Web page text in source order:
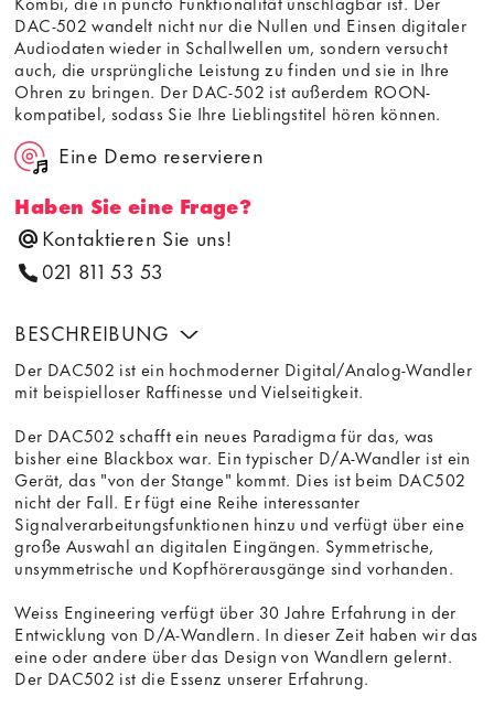
DAC-502 wandelt nicht nur die Nullen und Einsen digitaler
Audiodaten wieder in Schallwellen um, sondern versucht
auch, die ursprüngliche Leistung zu finden und sie in Ihre
Ohren zu bringen. Der DAC-502 ist außerdem ROON-
kompatibel, sodass Sie Ihre Lieblingstitel hören können.
Eine Demo reservieren
Haben Sie eine Frage?
Kontaktieren Sie uns!
021 811 53 53
BESCHREIBUNG
Der DAC502 ist ein hochmoderner Digital/Analog-Wandler
mit beispielloser Raffinesse und Vielseitigkeit.
Der DAC502 schafft ein neues Paradigma für das, was
bisher eine Blackbox war. Ein typischer D/A-Wandler ist ein
Gerät, das "von der Stange" kommt. Dies ist beim DAC502
nicht der Fall. Er fügt eine Reihe interessanter
Signalverarbeitungsfunktionen hinzu und verfügt über eine
große Auswahl an digitalen Eingängen. Symmetrische,
unsymmetrische und Kopfhörerausgänge sind vorhanden.
Weiss Engineering verfügt über 30 Jahre Erfahrung in der
Entwicklung von D/A-Wandlern. In dieser Zeit haben wir das
eine oder andere über das Design von Wandlern gelernt.
Der DAC502 ist die Essenz unserer Erfahrung.